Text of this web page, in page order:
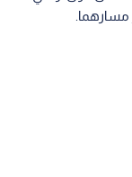
مسارهما.